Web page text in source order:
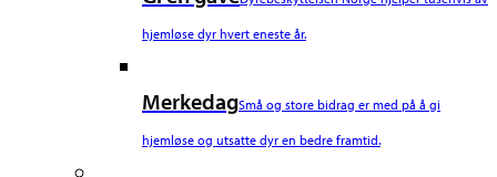
hjemløse dyr hvert eneste år.
MerkedagSmå og store bidrag er med på å gi
hjemløse og utsatte dyr en bedre framtid.